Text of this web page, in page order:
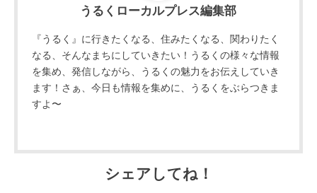
うるくローカルプレス編集部
『うるく』に行きたくなる、住みたくなる、関わりたく
なる、そんなまちにしていきたい！うるくの様々な情報
を集め、発信しながら、うるくの魅力をお伝えしていき
ます！さぁ、今日も情報を集めに、うるくをぶらつきま
すよ〜
シェアしてね！